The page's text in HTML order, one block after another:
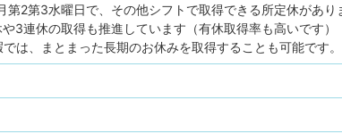
第2第3水曜日で、その他シフトで取得できる所定休があり
3連休の取得も推進しています（有休取得率も高いです）
は、まとまった長期のお休みを取得することも可能です。